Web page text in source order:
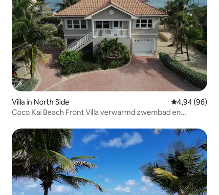
Villa in North Side Gemiddelde
4,94 (96)
Coco Kai Beach Front Villa verwarmd zwembad en